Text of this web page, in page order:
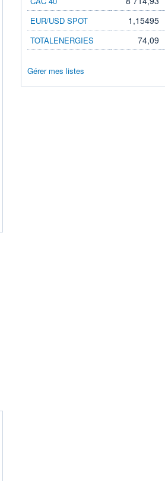
EUR/USD SPOT 1,15495
TOTALENERGIES 74,09
Gérer mes listes